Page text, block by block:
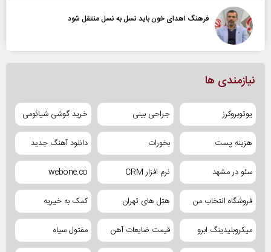
فرهنگ اهدای خون باید نسل به نسل منتقل شود
نیازمندی ها
یوتوبروکرز جراحی بینی خرید گوشی شیائومی
هزینه پست بخورات دانلود آهنگ جدید
سئو در مشهد نرم افزار CRM webone.co
فروشگاه انتخاب من هتل های تهران کمک به خیریه
میکروبلیدینگ ابرو قیمت ضایعات آهن مفتول سیاه